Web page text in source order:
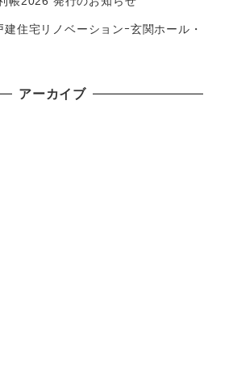
宅リノベーションｰ玄関ホール・
アーカイブ